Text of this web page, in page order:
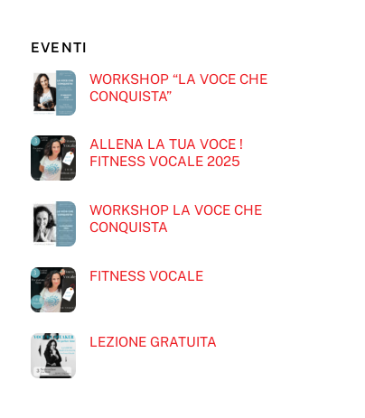
EVENTI
WORKSHOP “LA VOCE CHE
CONQUISTA”
ALLENA LA TUA VOCE !
FITNESS VOCALE 2025
WORKSHOP LA VOCE CHE
CONQUISTA
FITNESS VOCALE
LEZIONE GRATUITA